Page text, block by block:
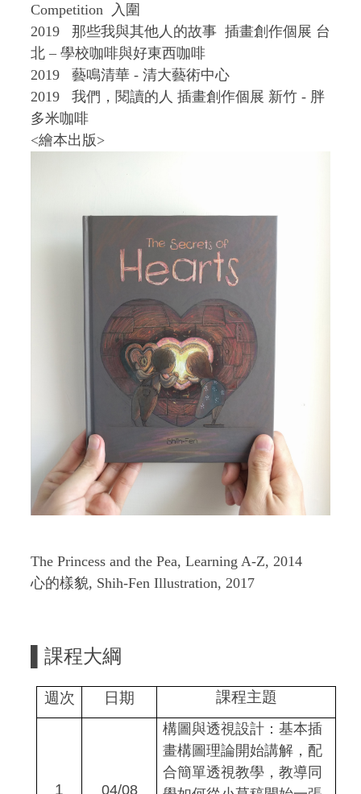
Competition 入圍
2019 那些我與其他人的故事 插畫創作個展 台
北 – 學校咖啡與好東西咖啡
2019 藝鳴清華 - 清大藝術中心
2019 我們，閱讀的人 插畫創作個展 新竹 - 胖
多米咖啡
<繪本出版>
The Princess and the Pea, Learning A-Z, 2014
心的樣貌, Shih-Fen Illustration, 2017
課程大綱
週次 日期 課程主題
1 04/08
構圖與透視設計：基本插
畫構圖理論開始講解，配
合簡單透視教學，教導同